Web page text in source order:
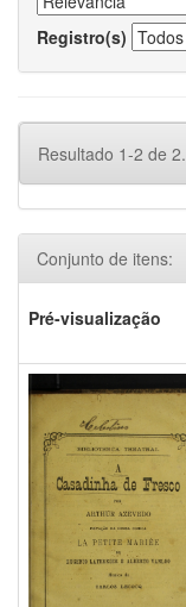
Registro(s)
Resultado 1-2 de 2.
Conjunto de itens:
Pré-visualização